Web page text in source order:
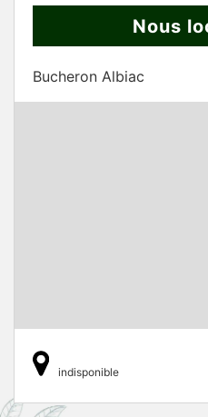
Nous
Bucheron Albiac
indisponible